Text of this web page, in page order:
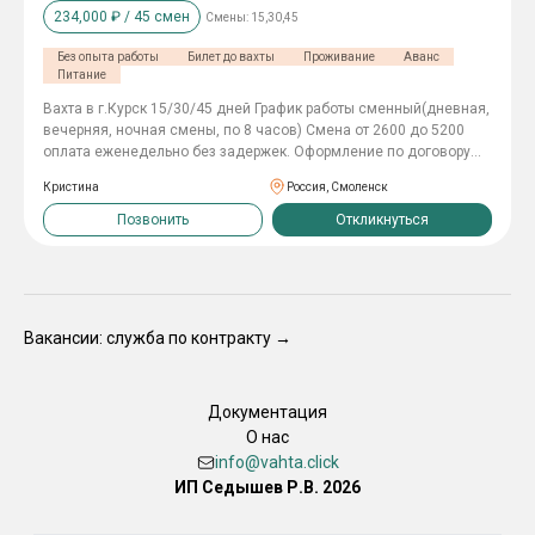
стабильная работа; - Отпуск 65 дней - Бесплатный проезд к
Списание долгов 🏆 СОЦИАЛЬНЫЕ ПРЕИМУЩЕСТВА – ЗАБОТА О
ВАШЕЙ СЕМЬЕ: БЮДЖЕТНЫЕ МЕСТА В ВУЗах ДЛЯ ДЕТЕЙ
ЖИЛИЩНЫЕ ПРОГРАММЫ ЛЬГОТЫ НА ОБУЧЕНИЕ ДЕТЕЙ В
ШКОЛАХ/ДЕТСКИХ САДАХ ⚡️ КАК УСТРОИТЬСЯ? – ПРОСТО И
БЫСТРО!
234,000 ₽ / 45 смен Смены: 15,30,45
Без опыта работы Билет до вахты Проживание
Аванс
Питание
Вахта в г.Курск 15/30/45 дней График работы сменный(дневная,
вечерняя, ночная смены, по 8 часов) Смена от 2600 до 5200
оплата еженедельно без задержек. Оформление по договору
инвентаризациях и учёте товара Поддержание чистоты и уюта в
зале Оформление простых документов
Кристина Россия, Смоленск
Позвонить Откликнуться
Вакансии: служба по контракту →
Документация
О нас
info@vahta.click
ИП Седышев Р.В. 2026